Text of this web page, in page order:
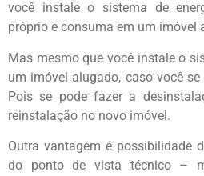
você instale o sistema de
próprio e consuma em um imóvel
Mas mesmo que você instale o
um imóvel alugado, caso você
Pois se pode fazer a
reinstalação no novo imóvel.
Outra vantagem é possibilidade
do ponto de vista técnico –